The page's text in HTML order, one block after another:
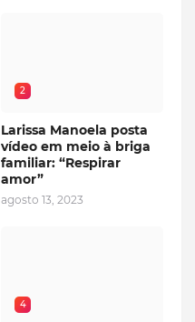
2
Larissa Manoela posta
vídeo em meio à briga
familiar: “Respirar
amor”
agosto 13, 2023
4